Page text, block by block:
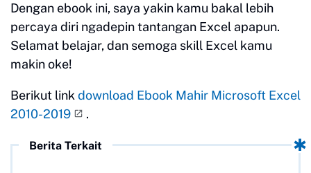
Dengan ebook ini, saya yakin kamu bakal lebih
percaya diri ngadepin tantangan Excel apapun.
Selamat belajar, dan semoga skill Excel kamu
makin oke!
Berikut link download Ebook Mahir Microsoft Excel
2010-2019
.
Berita Terkait